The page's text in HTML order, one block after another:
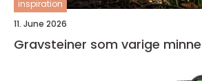
inspiration
11. June 2026
Gravsteiner som varige